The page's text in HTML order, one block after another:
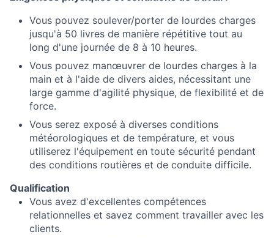
Vous pouvez soulever/porter de lourdes charges
jusqu'à 50 livres de manière répétitive tout au
long d'une journée de 8 à 10 heures.
Vous pouvez manœuvrer de lourdes charges à la
main et à l'aide de divers aides, nécessitant une
large gamme d'agilité physique, de flexibilité et de
force.
Vous serez exposé à diverses conditions
météorologiques et de température, et vous
utiliserez l'équipement en toute sécurité pendant
des conditions routières et de conduite difficile.
Qualification
Vous avez d'excellentes compétences
relationnelles et savez comment travailler avec les
clients.